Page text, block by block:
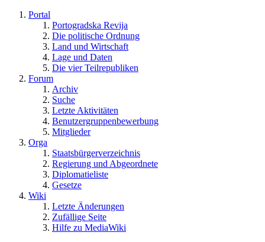
Portal
Portogradska Revija
Die politische Ordnung
Land und Wirtschaft
Lage und Daten
Die vier Teilrepubliken
Forum
Archiv
Suche
Letzte Aktivitäten
Benutzergruppenbewerbung
Mitglieder
Orga
Staatsbürgerverzeichnis
Regierung und Abgeordnete
Diplomatieliste
Gesetze
Wiki
Letzte Änderungen
Zufällige Seite
Hilfe zu MediaWiki